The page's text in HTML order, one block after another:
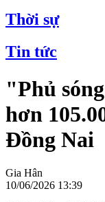
Thời sự
Tin tức
"Phủ
hơn
Đồng Nai
Gia Hân
10/06/2026 13:39